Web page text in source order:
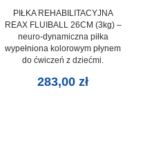
PIŁKA REHABILITACYJNA
REAX FLUIBALL 26CM (3kg) –
neuro-dynamiczna piłka
wypełniona kolorowym płynem
do ćwiczeń z dziećmi.
283,00zł